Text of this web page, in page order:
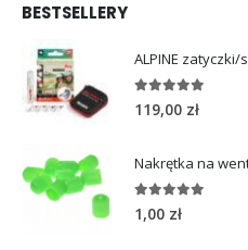
BESTSELLERY
out of 5
119,00 zł
Nakrętka na
out of 5
1,00 zł